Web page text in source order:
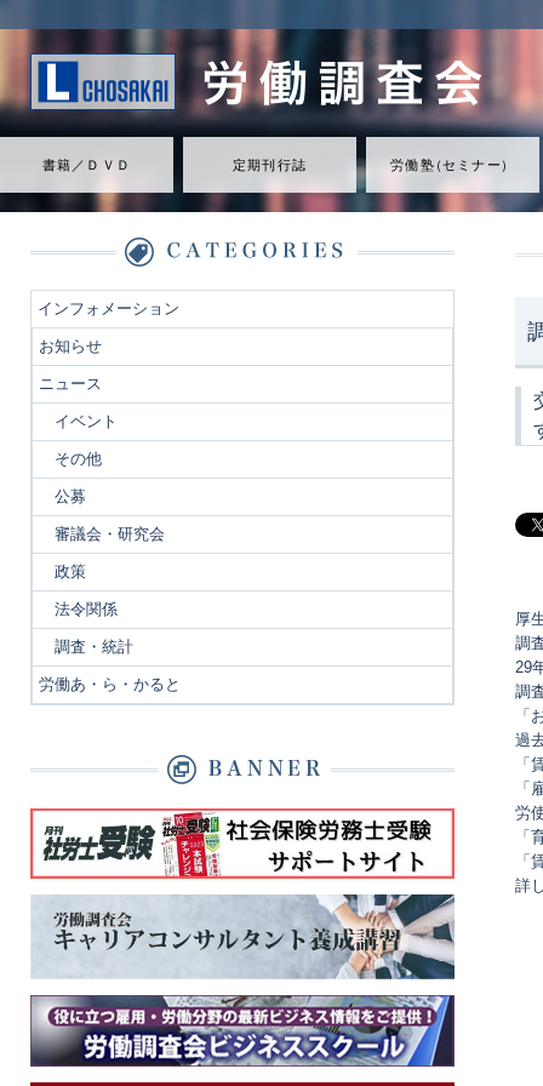
書籍／ＤＶＤ 定期刊行誌 労働塾（セミナ ー ）
厚
調
29
調
「
過
「
「
労
「
「
詳
インフォメーション
お知らせ
ニュース
イベント
その他
公募
審議会・研究会
政策
法令関係
調査・統計
労働あ・ら・かると